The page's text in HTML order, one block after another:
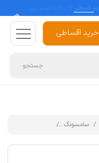
جستجو
خرید اقساطی
سامسونگ